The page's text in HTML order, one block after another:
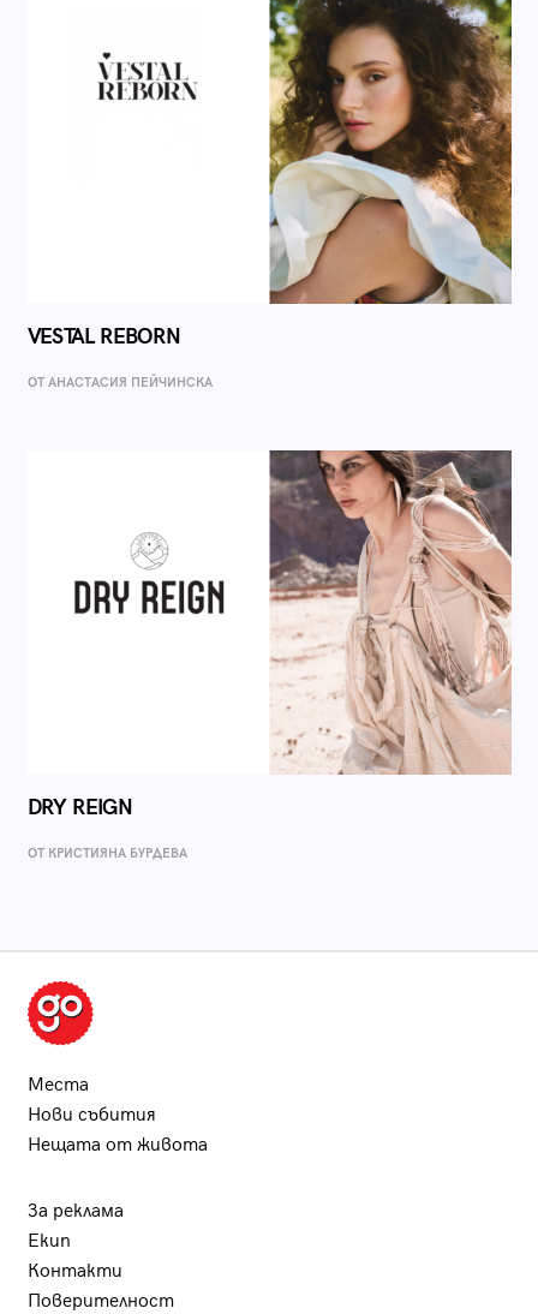
VESTAL REBORN
ОТ AНАСТАСИЯ ПЕЙЧИНСКА
DRY REIGN
ОТ КРИСТИЯНА БУРДЕВА
Места
Нови събития
Нещата от живота
За реклама
Екип
Контакти
Поверителност